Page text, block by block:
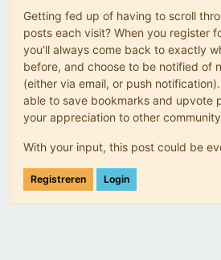
Getting fed up of having to scroll
posts each visit? When you register
you'll always come back to exactly
before, and choose to be notified of
(either via email, or push
able to save bookmarks and upvote
your appreciation to other
With your input, this post could be
Registreren Login